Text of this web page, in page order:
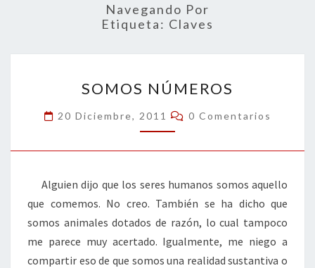
Navegando Por
Etiqueta: Claves
NÚMEROS
SOMOS NÚMEROS
20 Diciembre, 2011 Comentarios
0 Comentarios
Alguien dijo que los seres humanos somos aquello
que comemos. No creo. También se ha dicho que
somos animales dotados de razón, lo cual tampoco
me parece muy acertado. Igualmente, me niego a
compartir eso de que somos una realidad sustantiva o